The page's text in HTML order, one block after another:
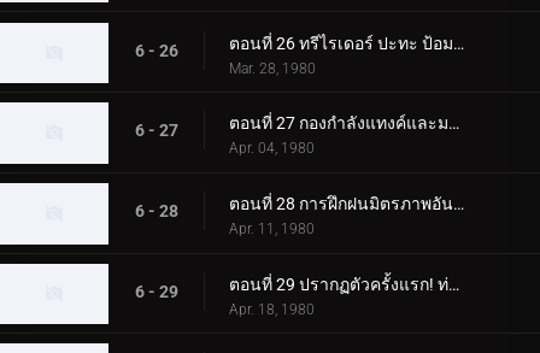
6 - 26 ตอนที่ 26 ทรีไรเดอร์ ปะทะ ป้อมปราการโรงเรียนของนีโอช็อคเกอร์
Mar. 28, 1980
6 - 27 ตอนที่ 27 กองกำลังแทงค์และมอนสเตอร์ เจเนอเรชั่นที่ 2 เต็มกำลังของนักขี่ทั้งแปดคน
Apr. 04, 1980
6 - 28 ตอนที่ 28 การฝึกฝนมิตรภาพอันยิ่งใหญ่ของนักขี่ทั้งแปด
Apr. 11, 1980
6 - 29 ตอนที่ 29 ปรากฏตัวครั้งแรก! ท่าจบที่เสริมความแข็งแกร่งของ Skyrider
Apr. 18, 1980